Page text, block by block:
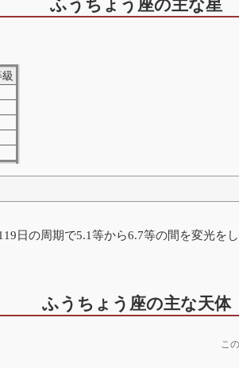
ふうちょう座の主な星
日の周期で5.1等から6.7等の間を変光を
ふうちょう座の主な天体
こ